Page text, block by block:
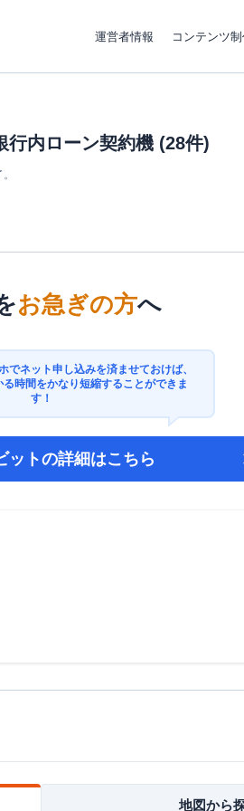
運営者情報 コンテンツ
行内ローン契約機 (28件)
お急ぎの方へ
でネット申し込みを済ませておけば、
時間をかなり短縮することができま
す！
ットの詳細はこちら
地図から